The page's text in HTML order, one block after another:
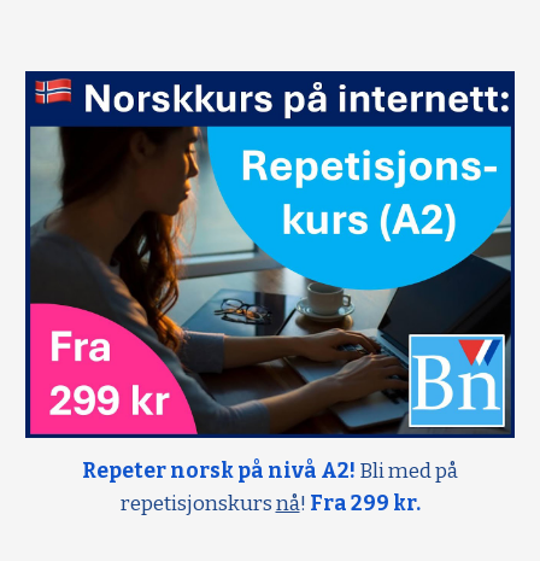
Repeter norsk på nivå A2! Bli med på
repetisjonskursnå! Fra 299 kr.